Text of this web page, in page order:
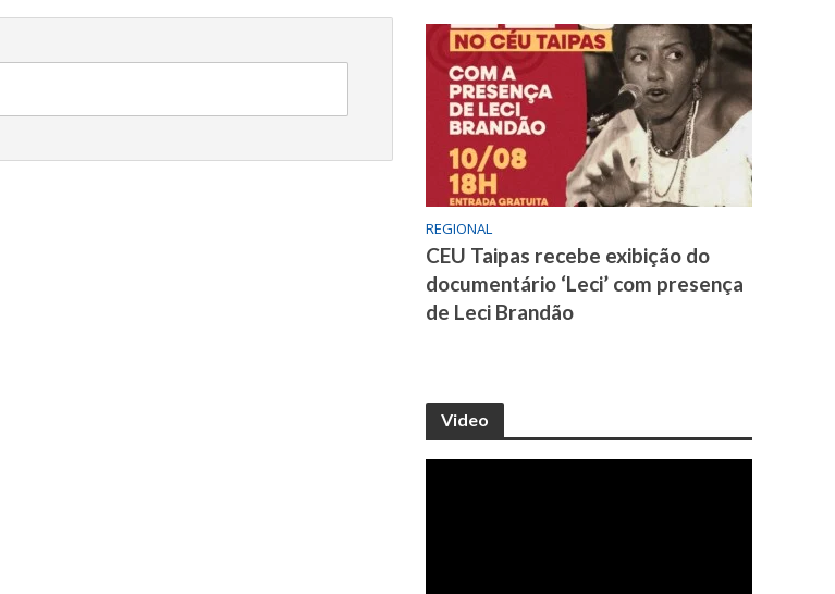
REGIONAL
CEU Taipas recebe exibição do
documentário ‘Leci’ com presença
de Leci Brandão
Video